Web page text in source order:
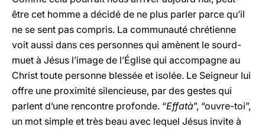
être cet homme a décidé de ne plus parler parce qu’il
ne se sent pas compris. La communauté chrétienne
voit aussi dans ces personnes qui amènent le sourd-
muet à Jésus l’image de l’Église qui accompagne au
Christ toute personne blessée et isolée. Le Seigneur lui
offre une proximité silencieuse, par des gestes qui
parlent d’une rencontre profonde. “Effatà”, “ouvre-toi”,
un mot simple et très beau avec lequel Jésus invite à